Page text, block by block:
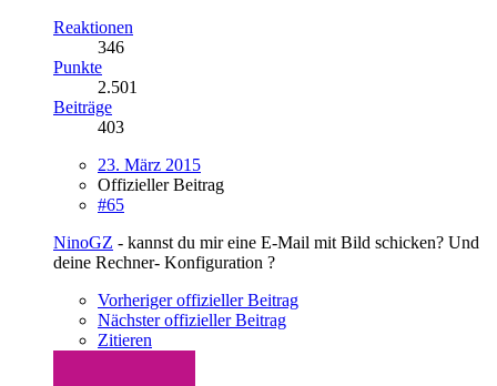
Reaktionen
346
Punkte
2.501
Beiträge
403
23. März 2015
Offizieller Beitrag
#65
NinoGZ - kannst du mir eine E-Mail mit Bild schicken? Und
deine Rechner- Konfiguration ?
Vorheriger offizieller Beitrag
Nächster offizieller Beitrag
Zitieren